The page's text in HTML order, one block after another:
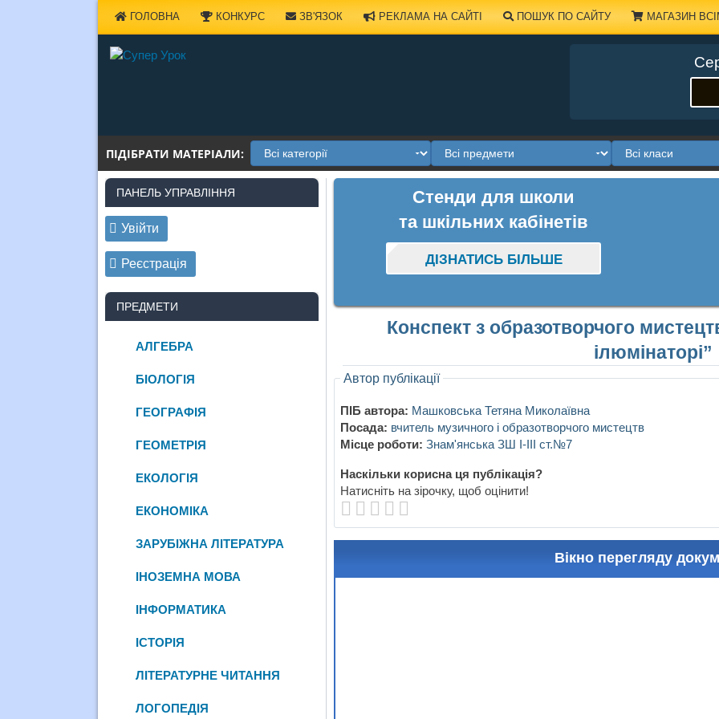
ГОЛОВНА КОНКУРС ЗВ'ЯЗОК РЕКЛАМА НА САЙТІ ПОШУК ПО САЙТУ МАГАЗИН
ПІДІБРАТИ МАТЕРІАЛИ:
Стенди для школи
та шкільних кабінетів
ДІЗНАТИСЬ БІЛЬШЕ
Конспект з образотворчого
ілюмінаторі”
Автор публікації
ПІБ автора: Машковська Тетяна Миколаївна
Посада: вчитель музичного і образотворчого мистецтв
Місце роботи: Знам'янська ЗШ І-ІІІ ст.№7
Наскільки корисна ця публікація?
Натисніть на зірочку, щоб оцінити!
Вікно перегляду
ПАНЕЛЬ УПРАВЛІННЯ
Увійти
Реєстрація
ПРЕДМЕТИ
АЛГЕБРА
БІОЛОГІЯ
ГЕОГРАФІЯ
ГЕОМЕТРІЯ
ЕКОЛОГІЯ
ЕКОНОМІКА
ЗАРУБІЖНА ЛІТЕРАТУРА
ІНОЗЕМНА МОВА
ІНФОРМАТИКА
ІСТОРІЯ
ЛІТЕРАТУРНЕ ЧИТАННЯ
ЛОГОПЕДІЯ